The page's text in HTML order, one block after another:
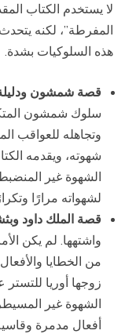
لا يستخدم الكتاب
المفرطة”، لكنه
هذه السلوكيات بشدة.
قصة شمشون ودليلة
سلوك شمشون
وتجاهله للعواقب
شهوته، ويقدمه
الشهوة غير
لشهواته مرارًا
قصة الملك داود وبثشبع (2
واشتهها. لم يكن
من الخطايا
زوجها أوريا
الشهوة غير
أفعال مدمرة